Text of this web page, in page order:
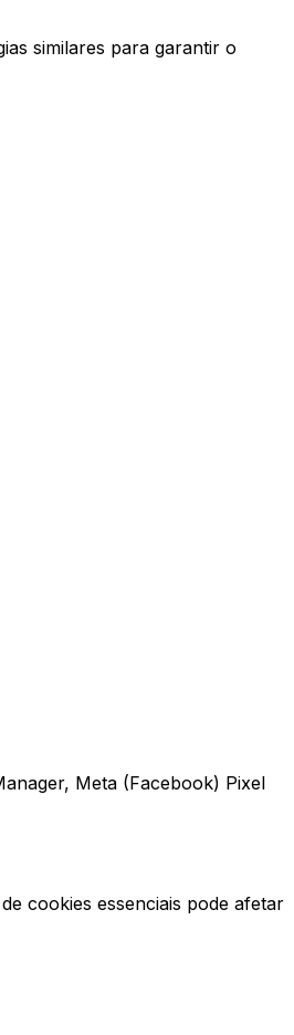
similares para garantir o
Meta (Facebook) Pixel
cookies essenciais pode afetar